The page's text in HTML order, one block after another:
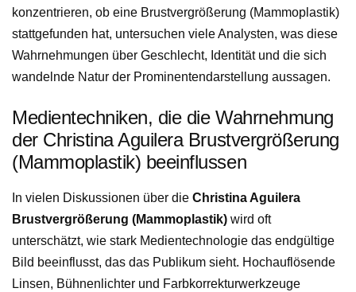
konzentrieren, ob eine Brustvergrößerung (Mammoplastik)
stattgefunden hat, untersuchen viele Analysten, was diese
Wahrnehmungen über Geschlecht, Identität und die sich
wandelnde Natur der Prominentendarstellung aussagen.
Medientechniken, die die Wahrnehmung
der Christina Aguilera Brustvergrößerung
(Mammoplastik) beeinflussen
In vielen Diskussionen über die Christina Aguilera
Brustvergrößerung (Mammoplastik) wird oft
unterschätzt, wie stark Medientechnologie das endgültige
Bild beeinflusst, das das Publikum sieht. Hochauflösende
Linsen, Bühnenlichter und Farbkorrekturwerkzeuge